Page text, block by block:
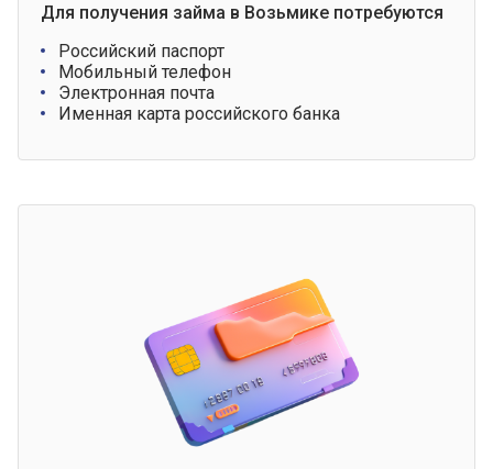
Для получения займа в Возьмике потребуются
Российский паспорт
Мобильный телефон
Электронная почта
Именная карта российского банка